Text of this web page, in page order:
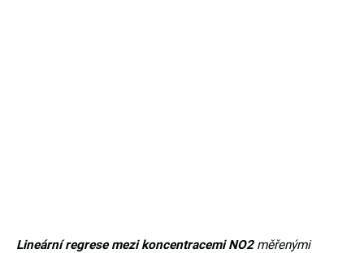
Lineární regrese mezi koncentracemi NO2měřenými